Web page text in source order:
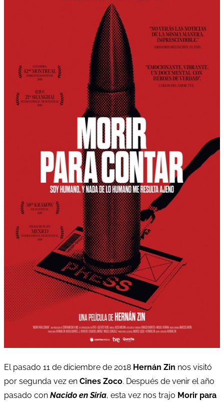
El pasado 11 de diciembre de 2018 Hernán Zin nos visitó
por segunda vez en Cines Zoco. Después de venir el año
pasado con Nacido en Siria, esta vez nos trajo Morir para